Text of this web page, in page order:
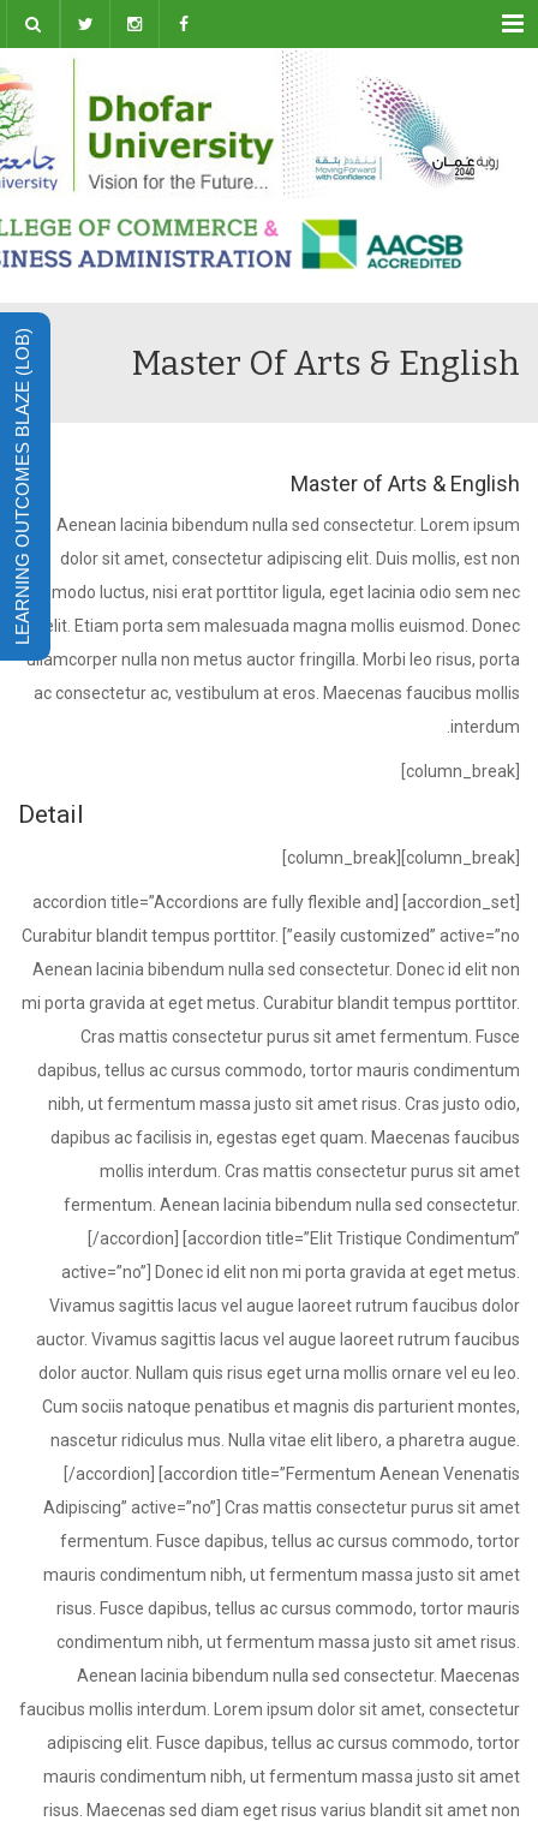
Menu
Master Of Arts & English
Master of Arts & English
Aenean lacinia bibendum nulla sed consectetur. Lorem ipsum
dolor sit amet, consectetur adipiscing elit. Duis mollis, est non
commodo luctus, nisi erat porttitor ligula, eget lacinia odio sem nec
elit. Etiam porta sem malesuada magna mollis euismod. Donec
ullamcorper nulla non metus auctor fringilla. Morbi leo risus, porta
ac consectetur ac, vestibulum at eros. Maecenas faucibus mollis
interdum.
Detail
[accordion_set] [accordion title=”Accordions are fully flexible and
easily customized” active=”no”] Curabitur blandit tempus porttitor.
Aenean lacinia bibendum nulla sed consectetur. Donec id elit non
mi porta gravida at eget metus. Curabitur blandit tempus porttitor.
Cras mattis consectetur purus sit amet fermentum. Fusce
dapibus, tellus ac cursus commodo, tortor mauris condimentum
nibh, ut fermentum massa justo sit amet risus. Cras justo odio,
dapibus ac facilisis in, egestas eget quam. Maecenas faucibus
mollis interdum. Cras mattis consectetur purus sit amet
fermentum. Aenean lacinia bibendum nulla sed consectetur.
[/accordion] [accordion title=”Elit Tristique Condimentum”
active=”no”] Donec id elit non mi porta gravida at eget metus.
Vivamus sagittis lacus vel augue laoreet rutrum faucibus dolor
auctor. Vivamus sagittis lacus vel augue laoreet rutrum faucibus
dolor auctor. Nullam quis risus eget urna mollis ornare vel eu leo.
Cum sociis natoque penatibus et magnis dis parturient montes,
nascetur ridiculus mus. Nulla vitae elit libero, a pharetra augue.
[/accordion] [accordion title=”Fermentum Aenean Venenatis
Adipiscing” active=”no”] Cras mattis consectetur purus sit amet
fermentum. Fusce dapibus, tellus ac cursus commodo, tortor
mauris condimentum nibh, ut fermentum massa justo sit amet
risus. Fusce dapibus, tellus ac cursus commodo, tortor mauris
condimentum nibh, ut fermentum massa justo sit amet risus.
Aenean lacinia bibendum nulla sed consectetur. Maecenas
faucibus mollis interdum. Lorem ipsum dolor sit amet, consectetur
adipiscing elit. Fusce dapibus, tellus ac cursus commodo, tortor
mauris condimentum nibh, ut fermentum massa justo sit amet
risus. Maecenas sed diam eget risus varius blandit sit amet non
LEARNING OUTCOMES BLAZE (LOB)